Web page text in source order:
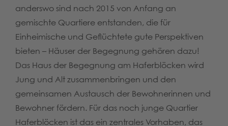
anderswo sind nach 2015 von Anfang an
gemischte Quartiere entstanden, die für
Einheimische und Geflüchtete gute Perspektiven
bieten – Häuser der Begegnung gehören dazu!
Das Haus der Begegnung am Haferblöcken wird
Jung und Alt zusammenbringen und den
gemeinsamen Austausch der Bewohnerinnen und
Bewohner fördern. Für das noch junge Quartier
Haferblöcken ist das ein zentrales Vorhaben, das